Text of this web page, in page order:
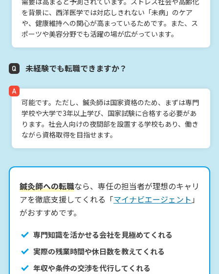
を背景に、西洋医学では対応しきれない「未病」のケア
や、健康維持への関心が高まっているためです。また、ス
ポーツや美容分野でも活躍の場が広がっています。
未経験でも転職できますか？
可能です。ただし、鍼灸師は国家資格のため、まずは専門
学校や大学で3年以上学び、国家試験に合格する必要があ
ります。社会人向けの夜間部を設置する学校もあり、働き
ながら資格取得を目指せます。
鍼灸師への転職なら、専任の担当者が理想のキャリ
アを徹底支援してくれる「マイナビエージェント 」
がおすすめです。
専門知識を活かせる会社を見極めてくれる
実際の残業時間や休日数を教えてくれる
年収や条件の交渉を代行してくれる